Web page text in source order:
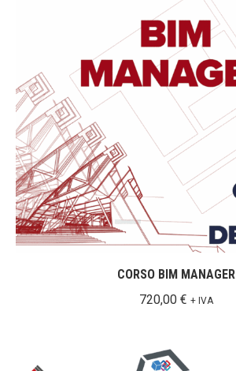
CORSO BIM MANAGER
720,00 € + IVA